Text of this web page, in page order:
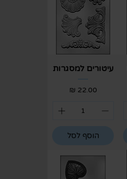
עיטורים למסגרות
מחיר
הוסף לסל